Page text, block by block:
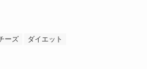
ーズ ダイエット